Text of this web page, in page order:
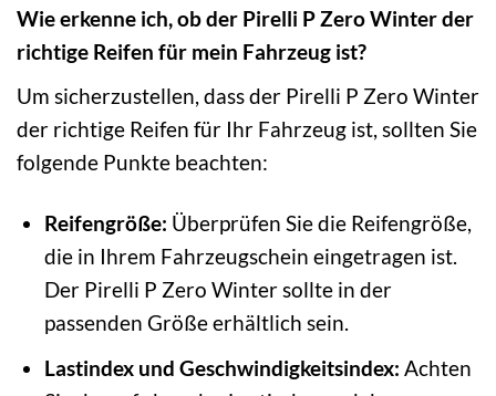
Wie erkenne ich, ob der Pirelli P Zero Winter der
richtige Reifen für mein Fahrzeug ist?
Um sicherzustellen, dass der Pirelli P Zero Winter
der richtige Reifen für Ihr Fahrzeug ist, sollten Sie
folgende Punkte beachten:
Reifengröße: Überprüfen Sie die Reifengröße,
die in Ihrem Fahrzeugschein eingetragen ist.
Der Pirelli P Zero Winter sollte in der
passenden Größe erhältlich sein.
Lastindex und Geschwindigkeitsindex: Achten